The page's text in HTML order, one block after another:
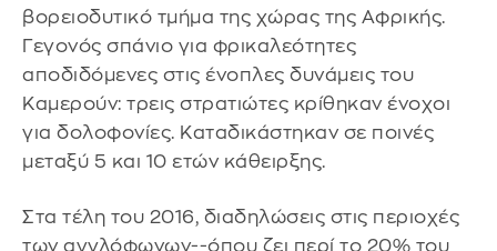
βορειοδυτικό τμήμα της χώρας της Αφρικής.
Γεγονός σπάνιο για φρικαλεότητες
αποδιδόμενες στις ένοπλες δυνάμεις του
Καμερούν: τρεις στρατιώτες κρίθηκαν ένοχοι
για δολοφονίες. Καταδικάστηκαν σε ποινές
μεταξύ 5 και 10 ετών κάθειρξης.
Στα τέλη του 2016, διαδηλώσεις στις περιοχές
των αγγλόφωνων--όπου ζει περί το 20% του